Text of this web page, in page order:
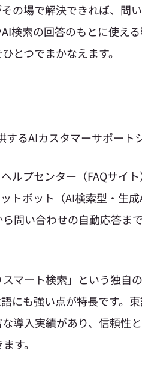
の場で解決できれば、問
検索の回答のもとに使え
とつでまかなえます。
るAIカスタマーサポート
ルプセンター（FAQサイ
トボット（AI検索型・生
問い合わせの自動応答ま
マート検索」という独自
にも強い点が特長です。
導入実績があり、信頼性
す。